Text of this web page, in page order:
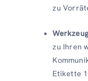
zu
zu Ihren
Etikette